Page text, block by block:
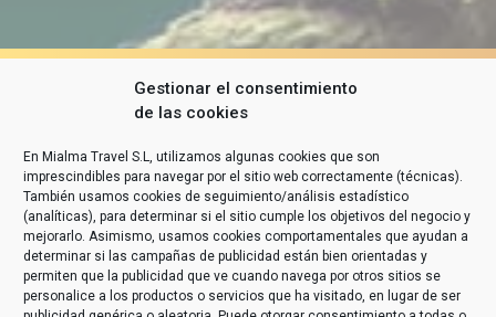
Gestionar el consentimiento
de las cookies
En Mialma Travel S.L, utilizamos algunas cookies que son
imprescindibles para navegar por el sitio web correctamente (técnicas).
También usamos cookies de seguimiento/análisis estadístico
(analíticas), para determinar si el sitio cumple los objetivos del negocio y
mejorarlo. Asimismo, usamos cookies comportamentales que ayudan a
determinar si las campañas de publicidad están bien orientadas y
permiten que la publicidad que ve cuando navega por otros sitios se
personalice a los productos o servicios que ha visitado, en lugar de ser